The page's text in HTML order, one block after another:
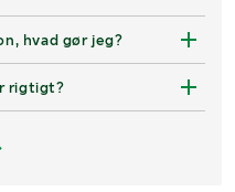
hvad gør jeg?
rigtigt?